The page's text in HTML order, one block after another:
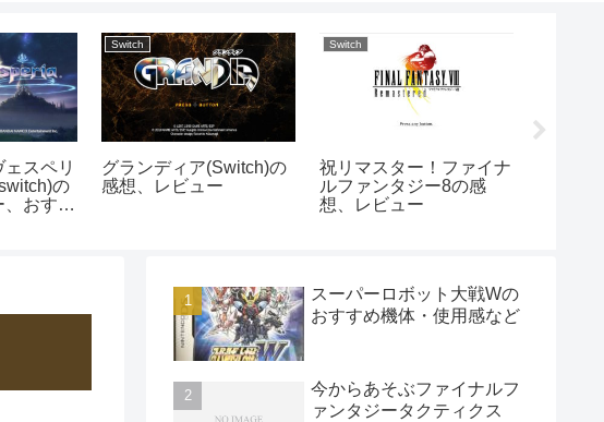
スペリ
の
おすす
Switch
グランディア(Switch)の
感想、レビュー
Switch
祝リマスター！ファイナ
ルファンタジー8の感
想、レビュー
スーパーロボット大戦Wの
おすすめ機体・使用感など
今からあそぶファイナルフ
ァンタジータクティクス